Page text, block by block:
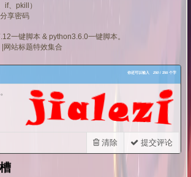
if、pkill）
享密码
一键脚本 & python3.6.0一键脚本。
网站标题特效集合
你还可以输入 250/ 250 个字
提交评论
清除